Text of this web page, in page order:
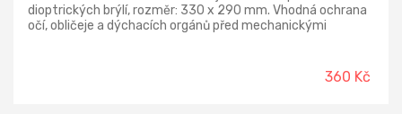
dioptrických brýlí, rozměr: 330 x 290 mm. Vhodná ochrana
očí, obličeje a dýchacích orgánů před mechanickými
360 Kč